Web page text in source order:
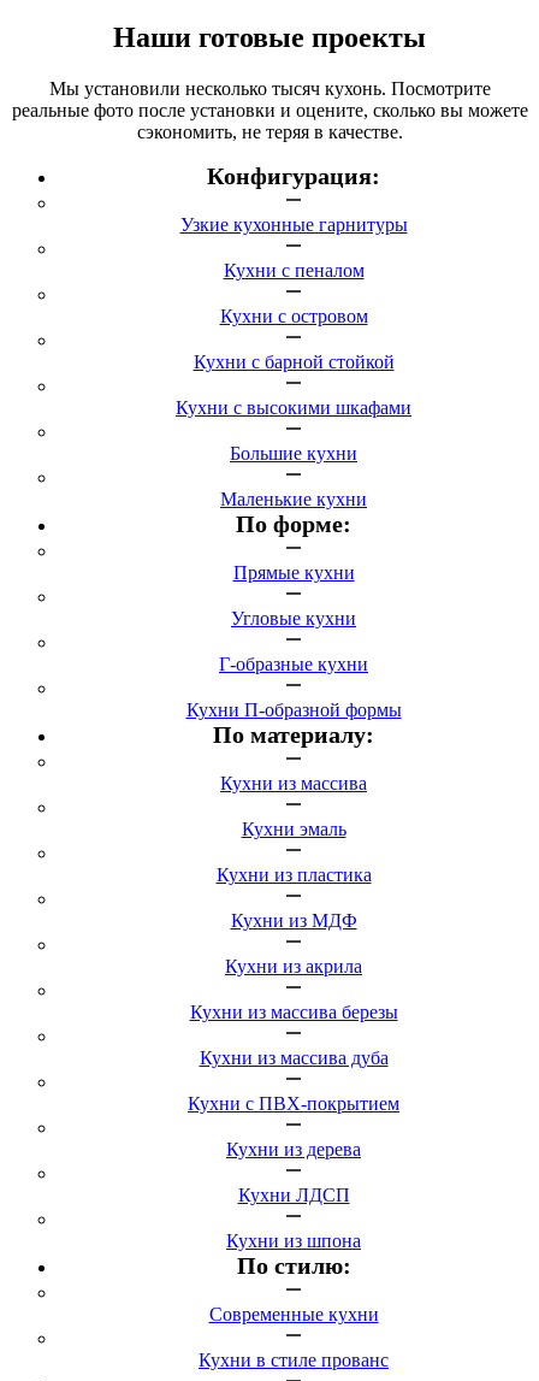
Наши готовые проекты
Мы установили несколько тысяч кухонь. Посмотрите
реальные фото после установки и оцените, сколько вы можете
сэкономить, не теряя в качестве.
Конфигурация:
Узкие кухонные гарнитуры
Кухни с пеналом
Кухни с островом
Кухни с барной стойкой
Кухни с высокими шкафами
Большие кухни
Маленькие кухни
По форме:
Прямые кухни
Угловые кухни
Г-образные кухни
Кухни П-образной формы
По материалу:
Кухни из массива
Кухни эмаль
Кухни из пластика
Кухни из МДФ
Кухни из акрила
Кухни из массива березы
Кухни из массива дуба
Кухни с ПВХ-покрытием
Кухни из дерева
Кухни ЛДСП
Кухни из шпона
По стилю:
Современные кухни
Кухни в стиле прованс